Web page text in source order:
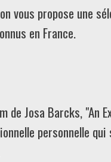
vous propose une
en France.
de Josa Barcks, "An
personnelle